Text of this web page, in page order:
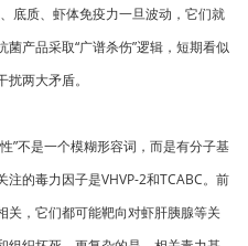
底质、虾体免疫力一旦波动，它们就
产品采取“广谱杀伤”逻辑，短期看似
两大矛盾。
”不是一个模糊形容词，而是有分子基
的毒力因子是VHVP-2和TCABC。前
关，它们都可能靶向对虾肝胰腺等关